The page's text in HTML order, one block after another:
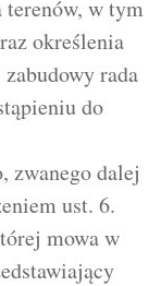
terenów, w tym
określenia
rada
do
zwanego dalej
ust. 6.
mowa w